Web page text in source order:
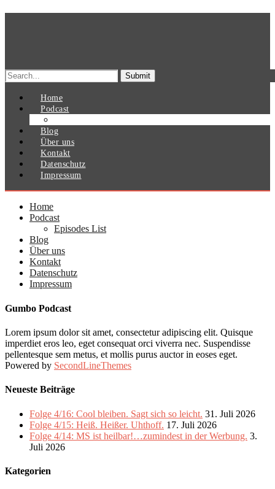
Search
for:
Home
Podcast
Blog
Über uns
Kontakt
Datenschutz
Impressum
Home
Podcast
Episodes List
Blog
Über uns
Kontakt
Datenschutz
Impressum
Gumbo Podcast
Lorem ipsum dolor sit amet, consectetur adipiscing elit. Quisque
imperdiet eros leo, eget consequat orci viverra nec. Suspendisse
pellentesque sem metus, et mollis purus auctor in eoses eget.
Powered by SecondLineThemes
Neueste Beiträge
Folge 4/16: Cool bleiben. Sagt sich so leicht. 31. Juli 2026
Folge 4/15: Heiß. Heißer. Uhthoff. 17. Juli 2026
Folge 4/14: MS ist heilbar!…zumindest in der Werbung. 3.
Juli 2026
Kategorien